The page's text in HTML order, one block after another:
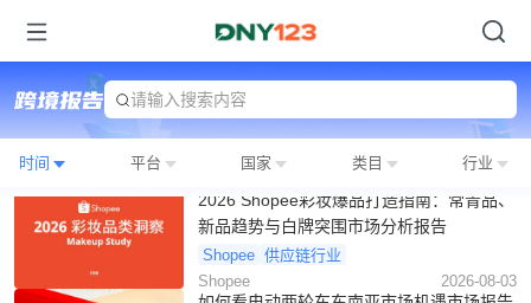
请输入搜索内容
时间 平台 国家 类目 行业
2026 Shopee彩妆爆品打造指南：常青品、
新品趋势与白牌突围市场分析报告
Shopee 供应链行业
Shopee
2026-08-03